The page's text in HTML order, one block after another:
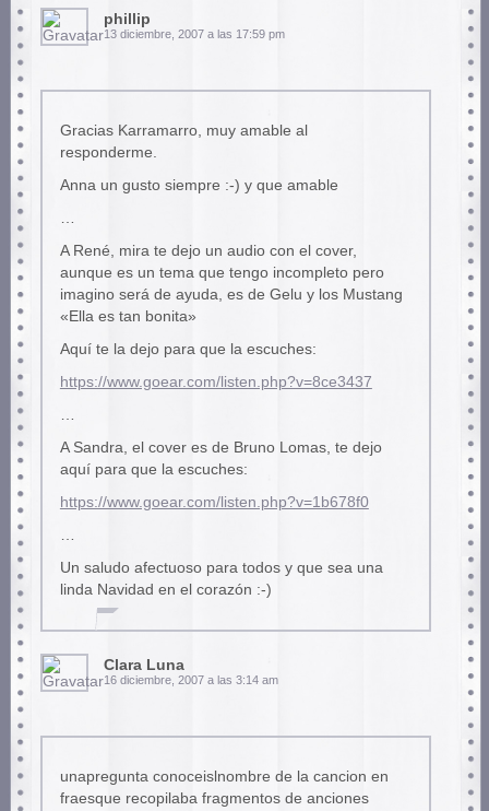
phillip
13 diciembre, 2007 a las 17:59 pm
Gracias Karramarro, muy amable al
responderme.
Anna un gusto siempre :-) y que amable
…
A René, mira te dejo un audio con el cover,
aunque es un tema que tengo incompleto pero
imagino será de ayuda, es de Gelu y los Mustang
«Ella es tan bonita»
Aquí te la dejo para que la escuches:
https://www.goear.com/listen.php?v=8ce3437
…
A Sandra, el cover es de Bruno Lomas, te dejo
aquí para que la escuches:
https://www.goear.com/listen.php?v=1b678f0
…
Un saludo afectuoso para todos y que sea una
linda Navidad en el corazón :-)
Clara Luna
16 diciembre, 2007 a las 3:14 am
unapregunta conoceislnombre de la cancion en
fraesque recopilaba fragmentos de anciones